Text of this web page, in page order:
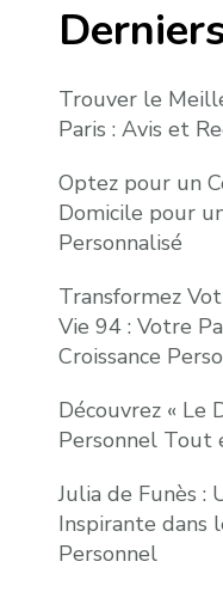
Trouver le
Paris : Avis et
Optez pour un
Domicile pour
Personnalisé
Transformez
Vie 94 : Votre
Croissance
Découvrez « Le
Personnel Tout
Julia de Funès :
Inspirante dans
Personnel